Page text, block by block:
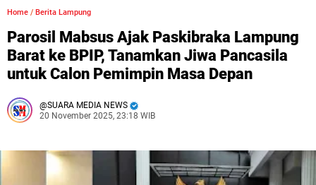
Home / Berita Lampung
Parosil Mabsus Ajak Paskibraka Lampung
Barat ke BPIP, Tanamkan Jiwa Pancasila
untuk Calon Pemimpin Masa Depan
SUARA MEDIA NEWS
20 November 2025, 23:18 WIB